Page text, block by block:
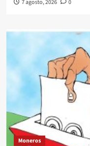
7 agosto, 2026 0
Moneros